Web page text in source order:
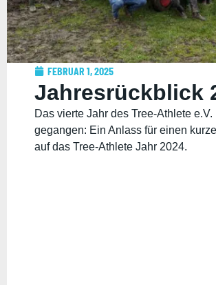
FEBRUAR 1, 2025
Jahresrückblick
Das vierte Jahr des Tree-Athlete
gegangen: Ein Anlass für einen
auf das Tree-Athlete Jahr 2024.